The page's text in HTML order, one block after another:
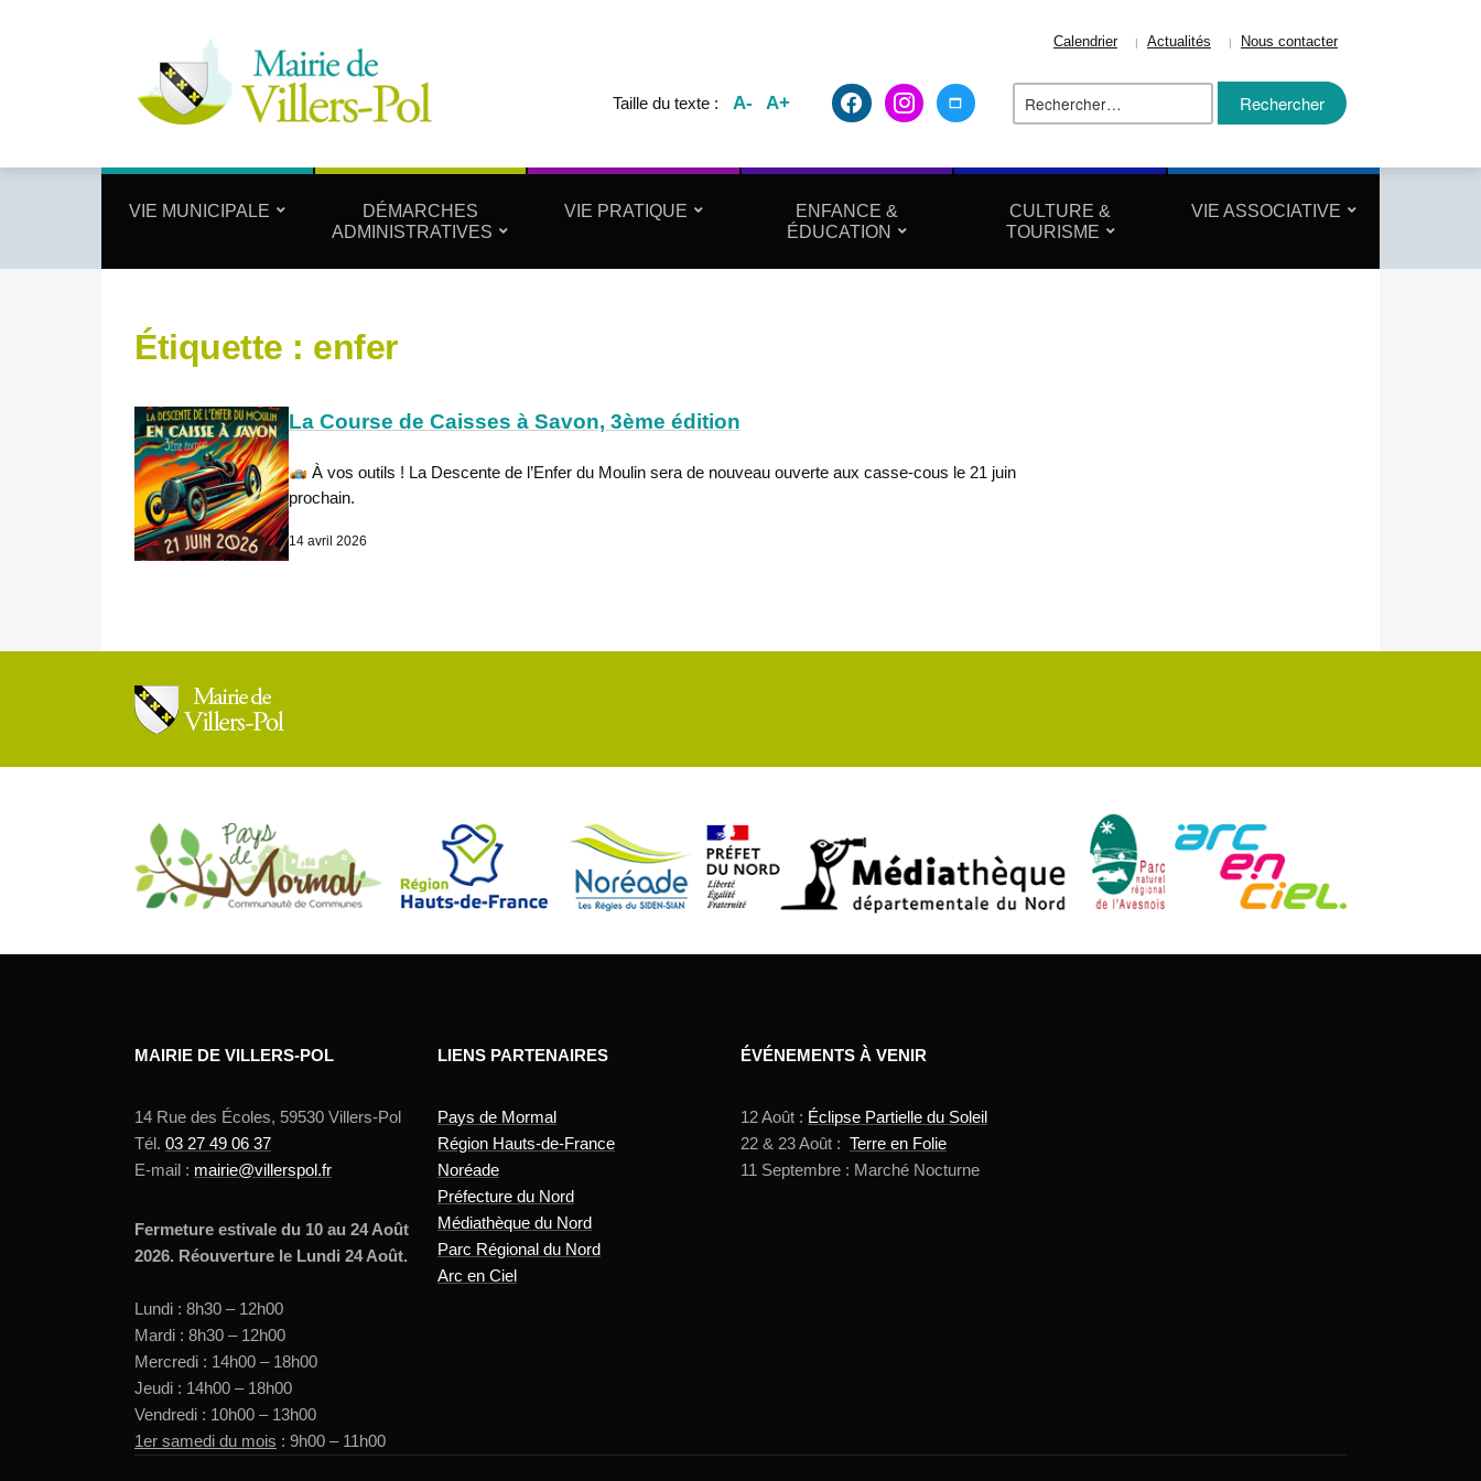
Calendrier Actualités Nous contacter
Taille du texte : A- A+ facebook2instagrammaximize Rechercher :
VIE MUNICIPALE
DÉMARCHES
ADMINISTRATIVES
VIE PRATIQUE
ENFANCE &
ÉDUCATION
CULTURE &
TOURISME
VIE ASSOCIATIVE
Étiquette : enfer
La Course de Caisses à Savon, 3ème édition
À vos outils ! La Descente de l’Enfer du Moulin sera de nouveau ouverte aux casse-cous le 21 juin
prochain.
14 avril 2026
MAIRIE DE VILLERS-POL
14 Rue des Écoles, 59530 Villers-Pol
Tél. 03 27 49 06 37
E-mail : mairie@villerspol.fr
Fermeture estivale du 10 au 24 Août
2026. Réouverture le Lundi 24 Août.
Lundi : 8h30 – 12h00
Mardi : 8h30 – 12h00
Mercredi : 14h00 – 18h00
Jeudi : 14h00 – 18h00
Vendredi : 10h00 – 13h00
1er samedi du mois : 9h00 – 11h00
LIENS PARTENAIRES
Pays de Mormal
Région Hauts-de-France
Noréade
Préfecture du Nord
Médiathèque du Nord
Parc Régional du Nord
Arc en Ciel
ÉVÉNEMENTS À VENIR
12 Août : Éclipse Partielle du Soleil
22 & 23 Août : Terre en Folie
11 Septembre : Marché Nocturne